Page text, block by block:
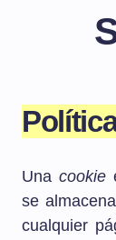
Una cookie
se
cualquier